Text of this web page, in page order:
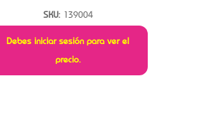
SKU: 139004
Debes iniciar sesión para ver el
precio.